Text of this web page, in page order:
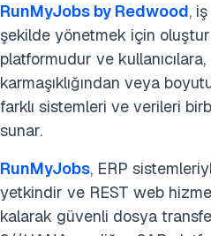
RunMyJobs by Redwood,
şekilde yönetmek için
platformudur ve kullanıcılara,
karmaşıklığından veya
farklı sistemleri ve verileri
sunar.
RunMyJobs, ERP
yetkindir ve REST web
kalarak güvenli dosya